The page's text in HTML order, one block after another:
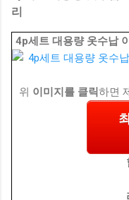
리
4p세트 대용량 옷수납
위 이미지를 클릭하면